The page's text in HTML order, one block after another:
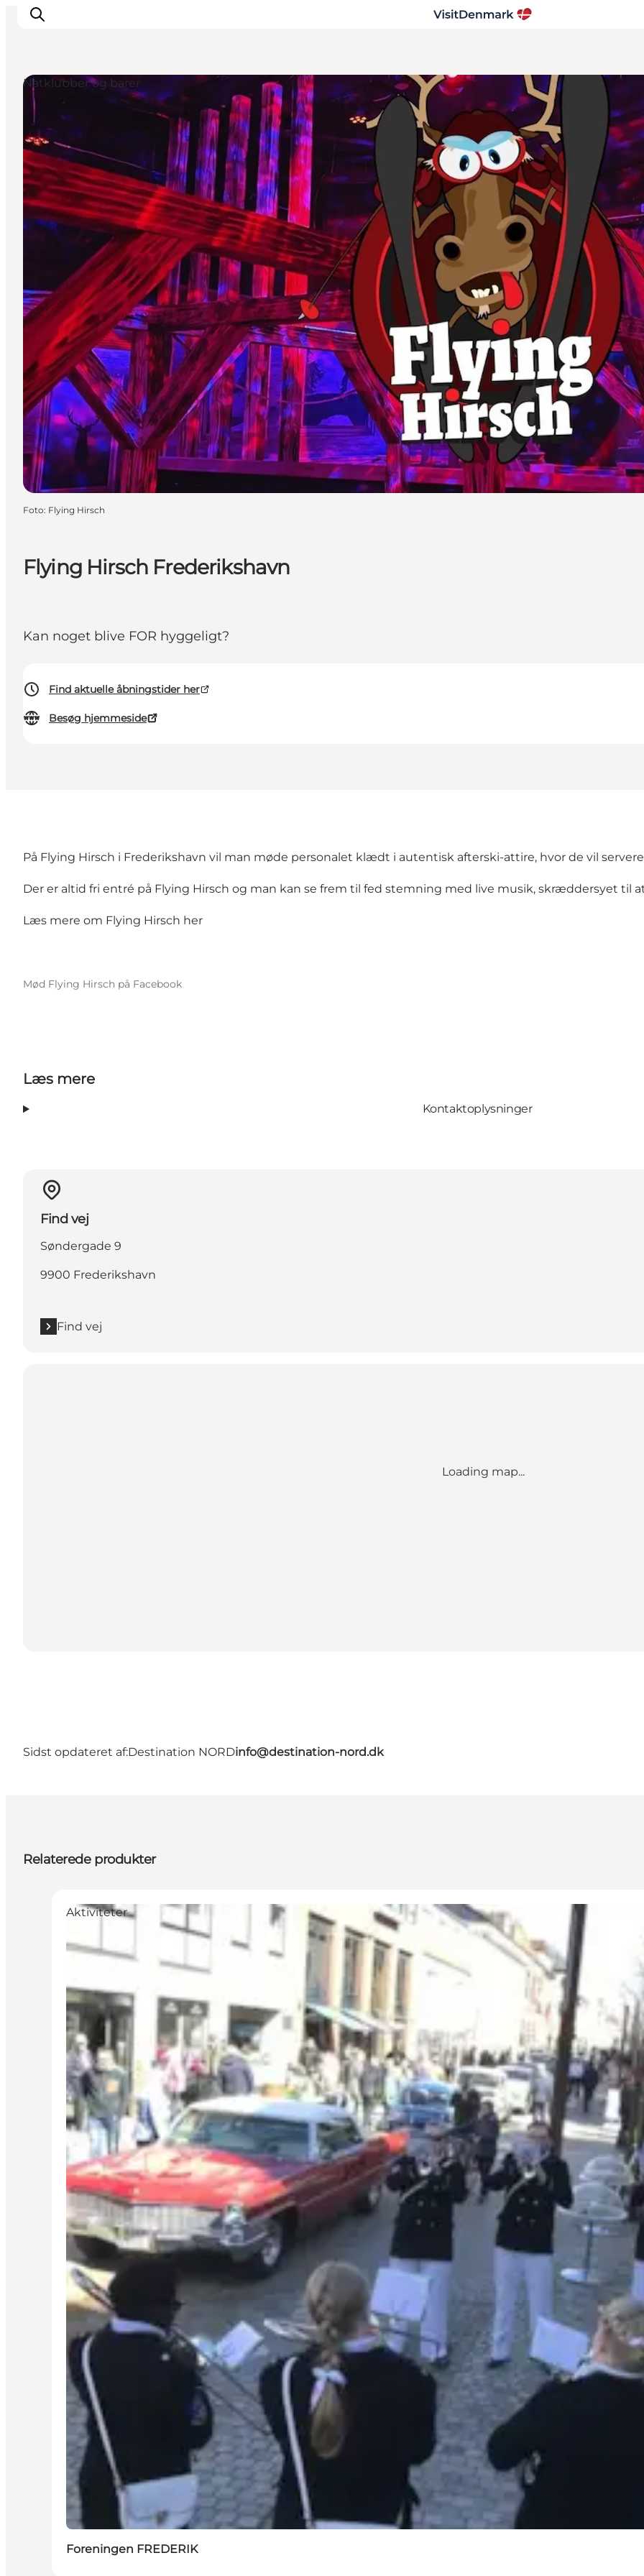
Inspiration
Destinationer
Oplevelser
Overnatning
Planlæg ferien
Flying Hirsch Frederikshavn
Kan noget blive FOR hyggeligt?
Find aktuelle åbningstider her
Besøg hjemmeside
Natklubber og barer
Foto: Flying Hirsch
På Flying Hirsch i Frederikshavn vil man møde personalet klædt i autentisk afterski-attire, hvor de vil
Der er altid fri entré på Flying Hirsch og man kan se frem til fed stemning med live musik, skræddersyet til
Læs mere om Flying Hirsch her
Mød Flying Hirsch på Facebook
Læs mere
Kontaktoplysninger
Find vej
Søndergade 9
9900 Frederikshavn
Find vej
Loading map...
Sidst opdateret af:Destination NORDinfo@destination-nord.dk
Relaterede produkter
Aktiviteter
Foreningen FREDERIK